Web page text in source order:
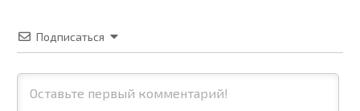
Подписаться